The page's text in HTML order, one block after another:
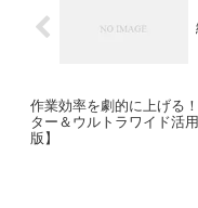
作業効率を劇的に上げる
ター＆ウルトラワイド活
版】